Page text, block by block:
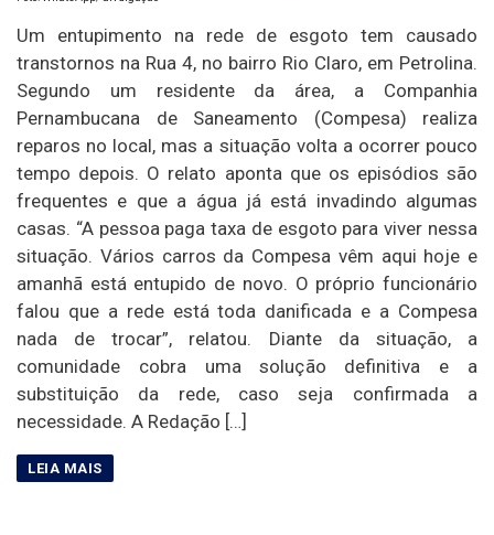
Um entupimento na rede de esgoto tem causado
transtornos na Rua 4, no bairro Rio Claro, em Petrolina.
Segundo um residente da área, a Companhia
Pernambucana de Saneamento (Compesa) realiza
reparos no local, mas a situação volta a ocorrer pouco
tempo depois. O relato aponta que os episódios são
frequentes e que a água já está invadindo algumas
casas. “A pessoa paga taxa de esgoto para viver nessa
situação. Vários carros da Compesa vêm aqui hoje e
amanhã está entupido de novo. O próprio funcionário
falou que a rede está toda danificada e a Compesa
nada de trocar”, relatou. Diante da situação, a
comunidade cobra uma solução definitiva e a
substituição da rede, caso seja confirmada a
necessidade. A Redação […]